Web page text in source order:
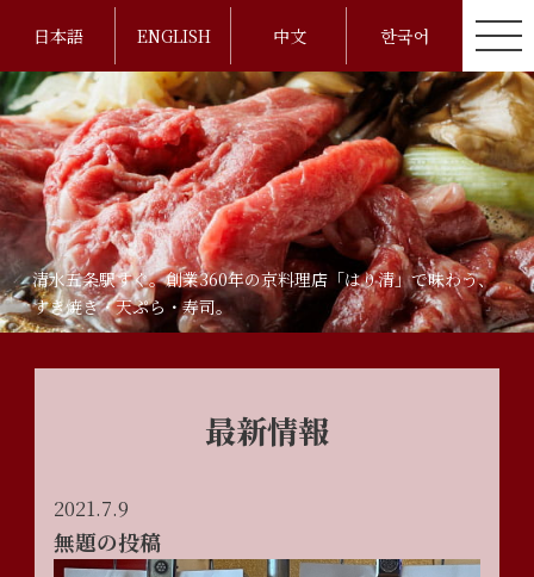
日本語 ENGLISH 中文 한국어
清水五条駅すぐ。創業360年の京料理店「はり清」で味わう、
すき焼き・天ぷら・寿司。
最新情報
2021.7.9
無題の投稿